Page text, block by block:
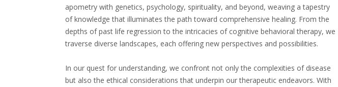
apometry with genetics, psychology, spirituality, and beyond, weaving a tapestry
of knowledge that illuminates the path toward comprehensive healing. From the
depths of past life regression to the intricacies of cognitive behavioral therapy, we
traverse diverse landscapes, each offering new perspectives and possibilities.
In our quest for understanding, we confront not only the complexities of disease
but also the ethical considerations that underpin our therapeutic endeavors. With